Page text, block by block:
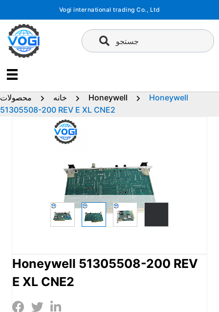
محتوا
Vogi international trading Co., Ltd
جستجو
خانه محصولات Honeywell
Honeywell
51305508-200 REV E XL CNE2
Honeywell 51305508-200 REV
E XL CNE2